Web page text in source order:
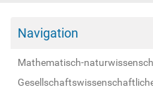
Navigation
Mathematisch-